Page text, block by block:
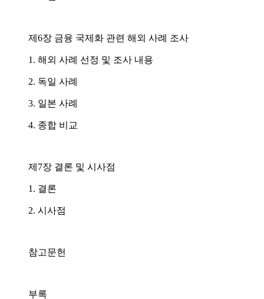
제6장 금융 국제화 관련 해외 사례 조사
1. 해외 사례 선정 및 조사 내용
2. 독일 사례
3. 일본 사례
4. 종합 비교
제7장 결론 및 시사점
1. 결론
2. 시사점
참고문헌
부록